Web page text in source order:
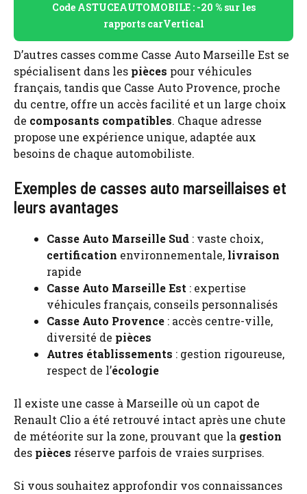
Code ASTUCEAUTOMOBILE : -20 % sur les
rapports carVertical
D’autres casses comme Casse Auto Marseille Est se
spécialisent dans les pièces pour véhicules
français, tandis que Casse Auto Provence, proche
du centre, offre un accès facilité et un large choix
de composants compatibles. Chaque adresse
propose une expérience unique, adaptée aux
besoins de chaque automobiliste.
Exemples de casses auto marseillaises et
leurs avantages
Casse Auto Marseille Sud : vaste choix,
certification environnementale, livraison
rapide
Casse Auto Marseille Est : expertise
véhicules français, conseils personnalisés
Casse Auto Provence : accès centre-ville,
diversité de pièces
Autres établissements : gestion rigoureuse,
respect de l’écologie
Il existe une casse à Marseille où un capot de
Renault Clio a été retrouvé intact après une chute
de météorite sur la zone, prouvant que la gestion
des pièces réserve parfois de vraies surprises.
Si vous souhaitez approfondir vos connaissances